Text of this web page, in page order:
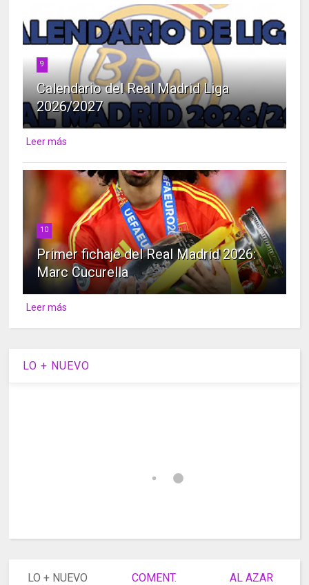
9
Calendario del Real Madrid Liga
2026/2027
Leer más
10
Primer fichaje del Real Madrid 2026:
Marc Cucurella
Leer más
LO + NUEVO
LO + NUEVO COMENT. AL AZAR